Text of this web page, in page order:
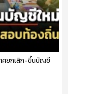
าศยกเลิก-ขึ้นบัญชี